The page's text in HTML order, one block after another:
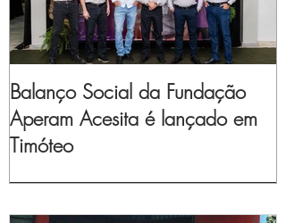
Balanço Social da Fundação
Aperam Acesita é lançado em
Timóteo